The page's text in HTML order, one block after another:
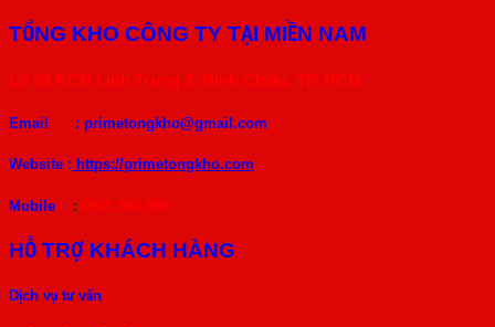
TỔNG KHO CÔNG TY TẠI MIỀN NAM
Lô 09 KCN Linh Trung 2, Bình Chiểu, TP. HCM
Email : primetongkho@gmail.com
Website : https://primetongkho.com
Mobile : 0965.586.589
HỖ TRỢ KHÁCH HÀNG
Dịch vụ tư vấn